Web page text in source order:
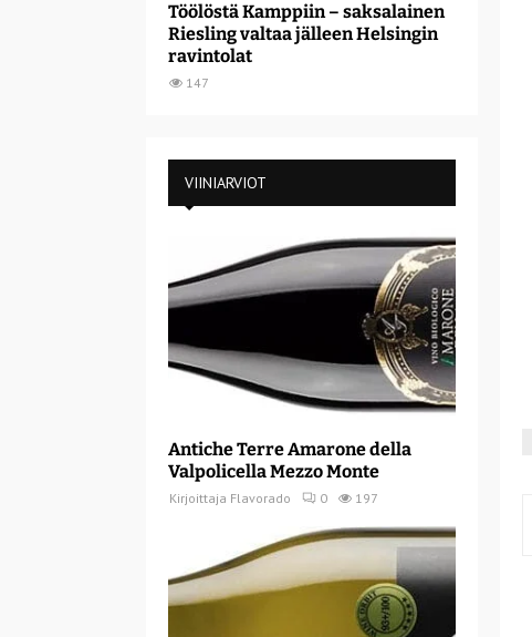
Töölöstä Kamppiin – saksalainen
Riesling valtaa jälleen Helsingin
ravintolat
147
VIINIARVIOT
Antiche Terre Amarone della
Valpolicella Mezzo Monte
Kirjoittaja Flavorado 0 197